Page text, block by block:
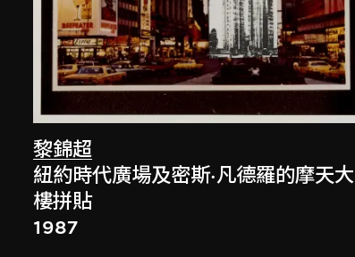
黎錦超
紐約時代廣場及密斯·凡德羅的摩天大
樓拼貼
1987